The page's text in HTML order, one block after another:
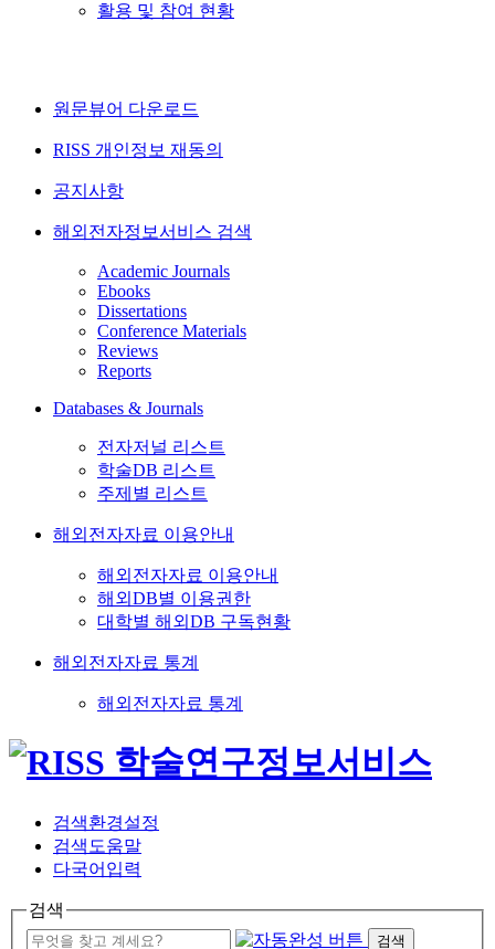
활용 및 참여 현황
원문뷰어 다운로드
RISS 개인정보 재동의
공지사항
해외전자정보서비스 검색
Academic Journals
Ebooks
Dissertations
Conference Materials
Reviews
Reports
Databases & Journals
전자저널 리스트
학술DB 리스트
주제별 리스트
해외전자자료 이용안내
해외전자자료 이용안내
해외DB별 이용권한
대학별 해외DB 구독현황
해외전자자료 통계
해외전자자료 통계
검색환경설정
검색도움말
다국어입력
검색
검색